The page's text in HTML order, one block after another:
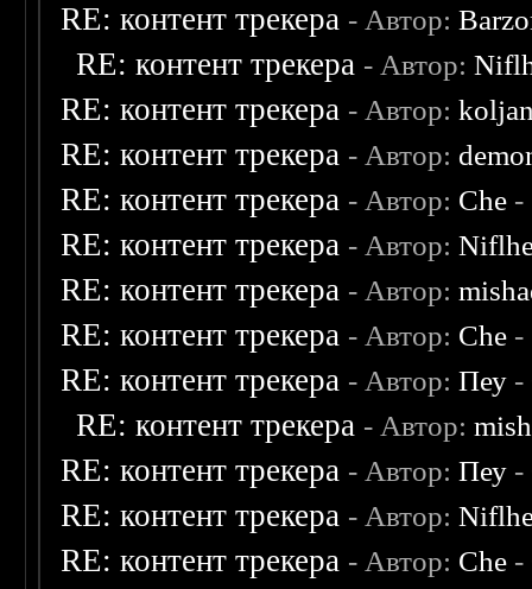
RE: контент трекера - Автор:
RE: контент трекера - Автор:
RE: контент трекера - Автор:
RE: контент трекера - Автор:
RE: контент трекера - Автор: Che -
RE: контент трекера - Автор:
RE: контент трекера - Автор:
RE: контент трекера - Автор: Che -
RE: контент трекера - Автор:Пеу -
RE: контент трекера - Автор:
RE: контент трекера - Автор:Пеу -
RE: контент трекера - Автор:
RE: контент трекера - Автор: Che -